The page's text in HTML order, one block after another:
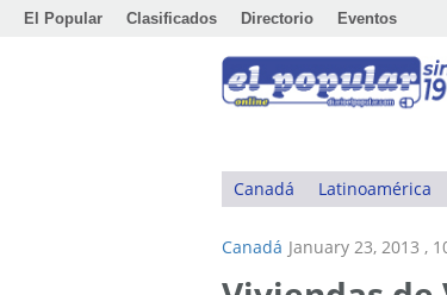
El Popular Clasificados Directorio Eventos
Canadá Latinoamérica
Canadá January 23, 2013 ,